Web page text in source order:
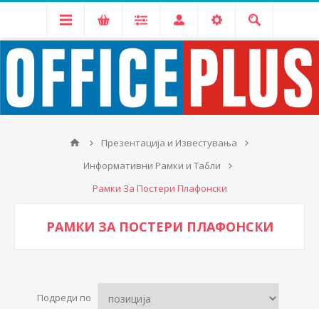
Презентација и Известувања
Информативни Рамки и Табли
Рамки За Постери Плафонски
РАМКИ ЗА ПОСТЕРИ ПЛАФОНСКИ
Подреди по